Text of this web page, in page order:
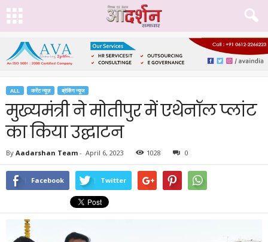
ALL करेंट न्यूज़ ब्रेकिंग न्यूज
मुख्यमंत्री ने मोतीपुर में एथेनॉल प्लांट
का किया उद्घाटन
By Aadarshan Team - April 6, 2023 1028 0
Facebook Twitter